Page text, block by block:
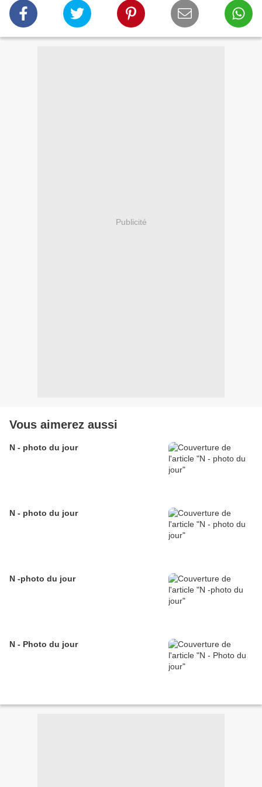
Publicité
Vous aimerez aussi
N - photo du jour
N - photo du jour
N -photo du jour
N - Photo du jour